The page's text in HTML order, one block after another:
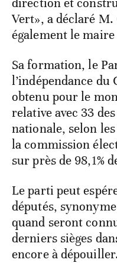
direction et
Vert», a déclaré
également le
Sa formation, le
l’indépendance du
obtenu pour le
relative avec 33
nationale, selon
la commission
sur près de 98,1%
Le parti peut
députés,
quand seront
derniers sièges
encore à